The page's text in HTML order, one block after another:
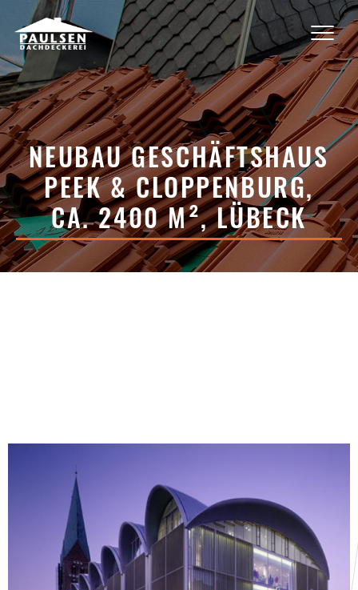
NEUBAU GESCHÄFTSHAUS
PEEK & CLOPPENBURG,
CA. 2400 M², LÜBECK